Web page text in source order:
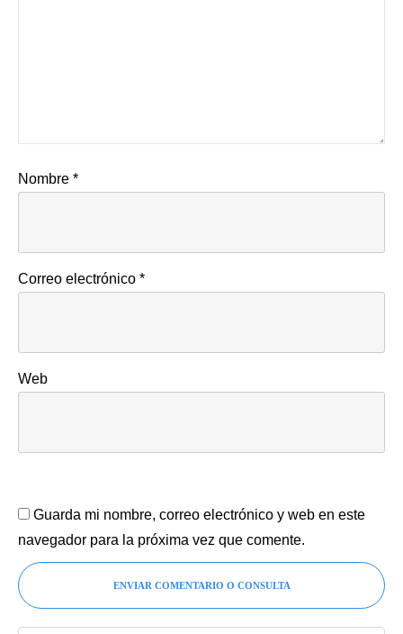
Nombre *
Correo electrónico *
Web
Guarda mi nombre, correo electrónico y web en este
navegador para la próxima vez que comente.
ENVIAR COMENTARIO O CONSULTA